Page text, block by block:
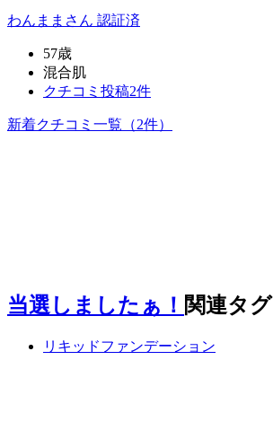
わんまま さん 認証済
57歳
混合肌
クチコミ投稿2件
新着クチコミ一覧 （2件）
当選しましたぁ！ 関連タグ
リキッドファンデーション